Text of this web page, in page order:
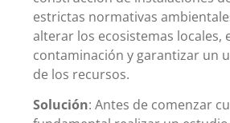
estrictas normativas
alterar los ecosistemas locales,
contaminación y garantizar un
de los recursos.
Solución: Antes de comenzar